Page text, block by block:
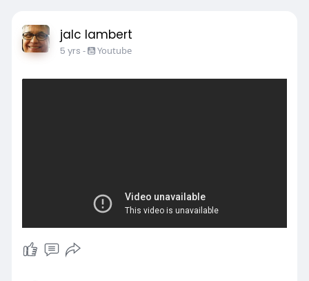
jalc lambert
5 yrs - Youtube